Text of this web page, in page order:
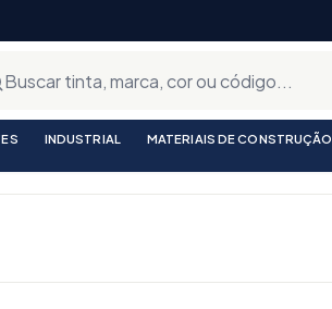
INDUSTRIAL MATERIAIS DE CONSTRUÇÃO